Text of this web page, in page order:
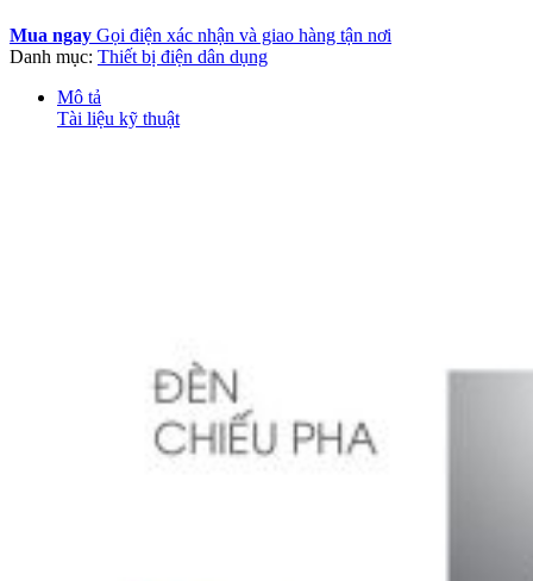
Mua ngay Gọi điện xác nhận và giao hàng tận nơi
Danh mục: Thiết bị điện dân dụng
Mô tả
Tài liệu kỹ thuật